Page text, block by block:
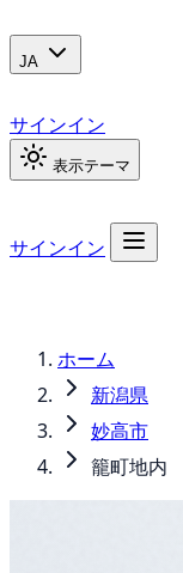
JA
サインイン
表示テーマ
サインイン
ホーム
新潟県
妙高市
籠町地内